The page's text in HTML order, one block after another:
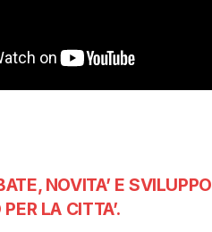
NOVITA’ E SVILUPPO
LA CITTA’.